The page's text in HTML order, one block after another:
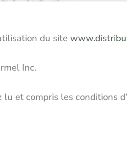
du site
Inc.
et compris les conditions